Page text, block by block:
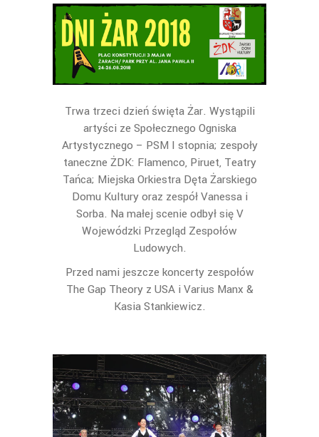
Trwa trzeci dzień święta Żar. Wystąpili
artyści ze Społecznego Ogniska
Artystycznego – PSM I stopnia; zespoły
taneczne ŻDK: Flamenco, Piruet, Teatry
Tańca; Miejska Orkiestra Dęta Żarskiego
Domu Kultury oraz zespół Vanessa i
Sorba. Na małej scenie odbył się V
Wojewódzki Przegląd Zespołów
Ludowych.
Przed nami jeszcze koncerty zespołów
The Gap Theory z USA i Varius Manx &
Kasia Stankiewicz.